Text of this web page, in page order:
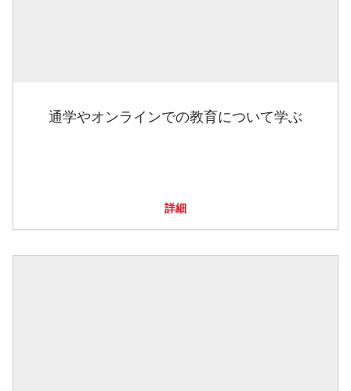
通学やオンラインでの教育について学ぶ
詳細